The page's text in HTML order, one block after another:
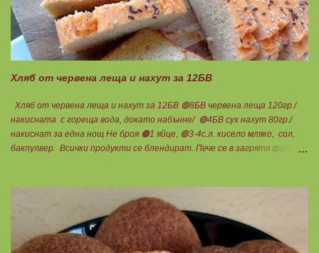
Хляб от червена леща и нахут за 12БВ
Хляб от червена леща и нахут за 12БВ 🟢8БВ червена леща 120гр./
накисната с гореща вода, докато набънне/ 🟢4БВ сух нахут 80гр./
накиснат за една нощ Не броя 🟠1 яйце, 🟢3-4с.л. кисело мляко, сол,
бакпулвер. Всички продукти се блендират. Пече се в загрятя фурна